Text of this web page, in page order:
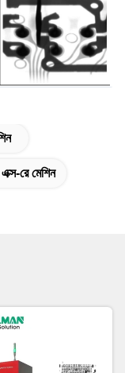
রে মেশিন